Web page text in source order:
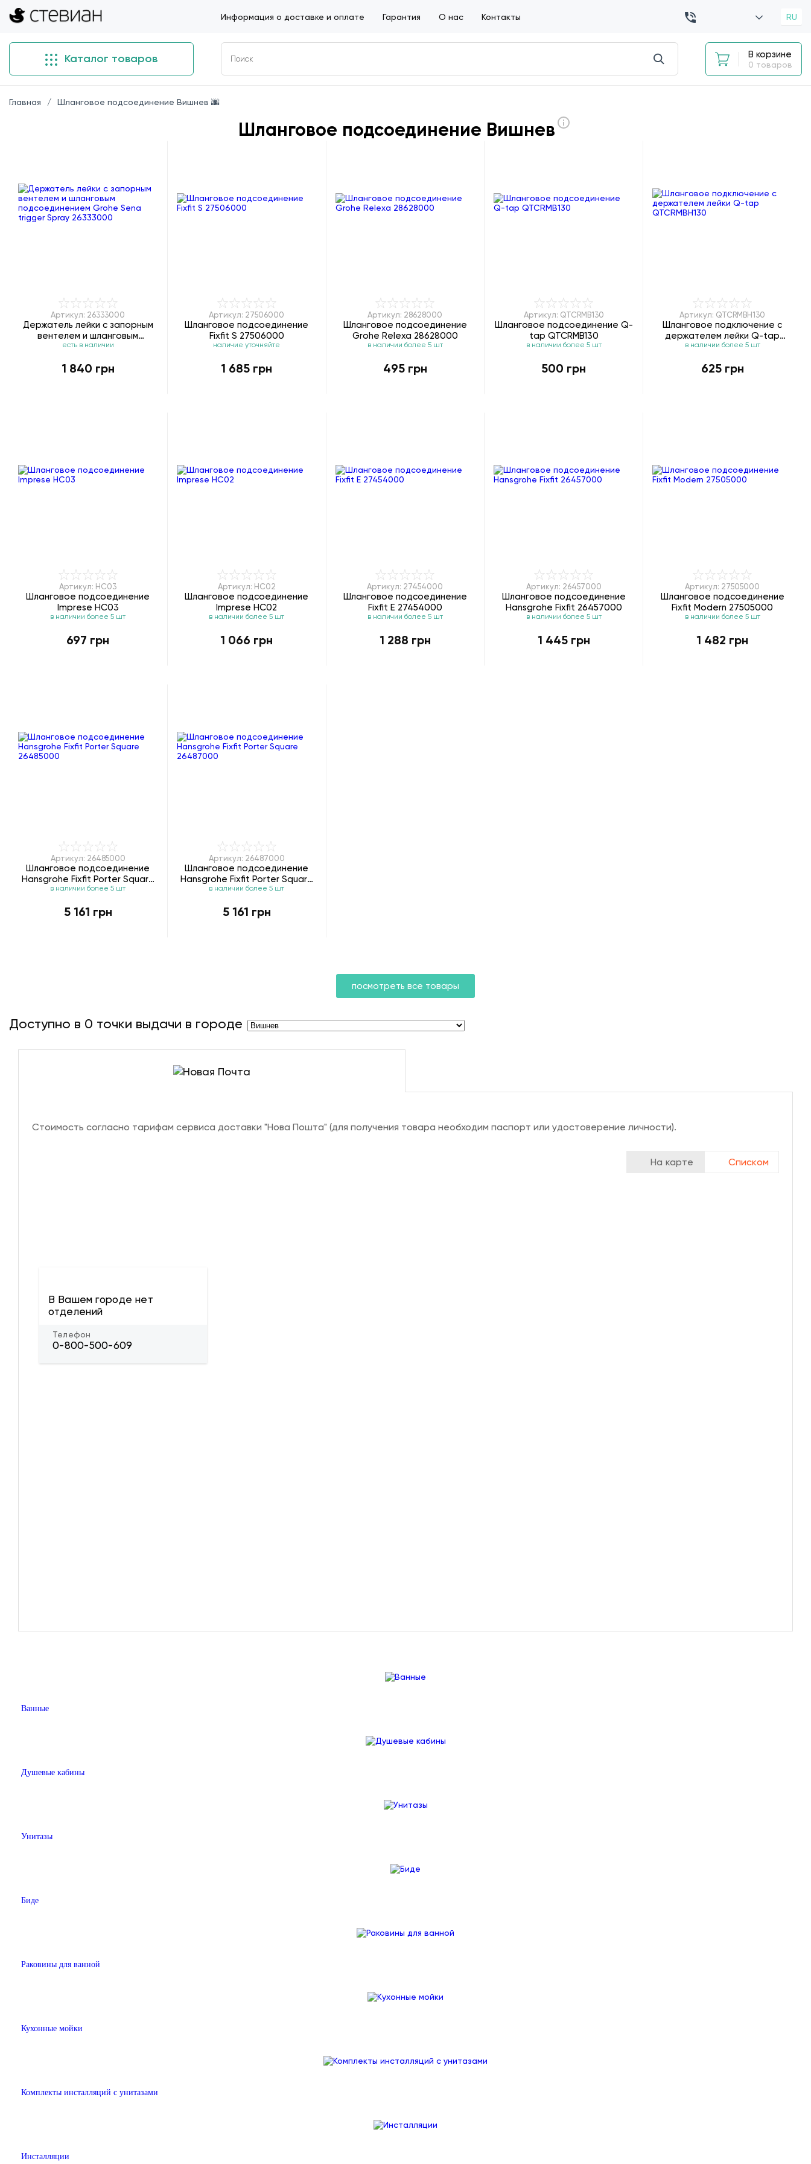
Информация о доставке и оплате Гарантия О нас Контакты RU
Каталог товаров В корзине
0 товаров
Главная Шланговое подсоединение Вишнев 🌆
Шланговое подсоединение Вишнев
Артикул: 26333000
Держатель лейки с запорным
вентелем и шланговым
подсоединением Grohe Sena
есть в наличии
1 840 грн
Артикул: 27506000
Шланговое подсоединение
Fixfit S 27506000
наличие уточняйте
1 685 грн
Артикул: 28628000
Шланговое подсоединение
Grohe Relexa 28628000
в наличии более 5 шт
495 грн
Артикул: QTCRMB130
Шланговое подсоединение Q-
tap QTCRMB130
в наличии более 5 шт
500 грн
Артикул: QTCRMBH130
Шланговое подключение с
держателем лейки Q-tap
QTCRMBH130
в наличии более 5 шт
625 грн
Артикул: HC03
Шланговое подсоединение
Imprese HC03
в наличии более 5 шт
697 грн
Артикул: HC02
Шланговое подсоединение
Imprese HC02
в наличии более 5 шт
1 066 грн
Артикул: 27454000
Шланговое подсоединение
Fixfit E 27454000
в наличии более 5 шт
1 288 грн
Артикул: 26457000
Шланговое подсоединение
Hansgrohe Fixfit 26457000
в наличии более 5 шт
1 445 грн
Артикул: 27505000
Шланговое подсоединение
Fixfit Modern 27505000
в наличии более 5 шт
1 482 грн
Артикул: 26485000
Шланговое подсоединение
Hansgrohe Fixfit Porter Square
26485000
в наличии более 5 шт
5 161 грн
Артикул: 26487000
Шланговое подсоединение
Hansgrohe Fixfit Porter Square
26487000
в наличии более 5 шт
5 161 грн
посмотреть все товары
Доступно в 0 точки выдачи в городе
Стоимость согласно тарифам сервиса доставки "Нова Пошта" (для получения товара необходим паспорт или удостоверение личности).
На карте Списком
В Вашем городе нет
отделений
Телефон
0-800-500-609
Ванные
Душевые кабины
Унитазы
Биде
Раковины для ванной
Кухонные мойки
Комплекты инсталляций с унитазами
Инсталляции